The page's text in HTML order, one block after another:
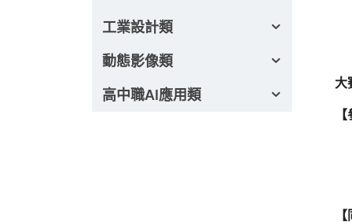
工業設計類
動態影像類
高中職AI應用類
大